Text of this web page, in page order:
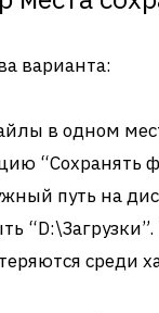
варианта:
в одном
“Сохранять
путь на
среди